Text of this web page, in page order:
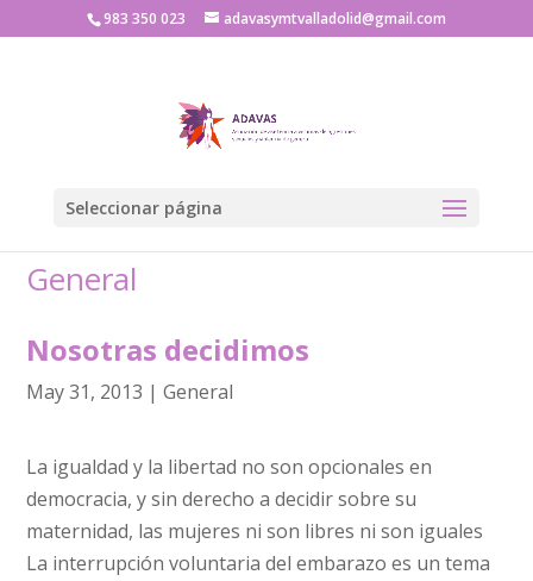
983 350 023 adavasymtvalladolid@gmail.com
Seleccionar página
General
Nosotras decidimos
May 31, 2013 |General
La igualdad y la libertad no son opcionales en
democracia, y sin derecho a decidir sobre su
maternidad, las mujeres ni son libres ni son iguales
La interrupción voluntaria del embarazo es un tema